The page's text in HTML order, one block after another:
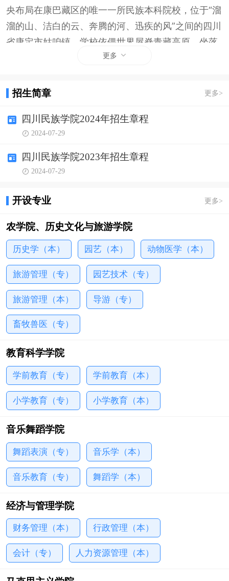
央布局在康巴藏区的唯一一所民族本科院校，位于“溜
溜的山、洁白的云、奔腾的河、迅疾的风”之间的四川
省康定市姑咱镇。学校依偎世界屋脊青藏高原，坐落
于蜀山之王贡嘎山下，西靠世界情歌故里康定，东望
接丹巴美人谷和仙境般的甲居藏寨，共和国最美景观
从这里不舍昼夜奔流入海。闻莺起舞，枕涛入眠，白
云诗意，书海蓝天。学校环境优美，气候宜人，年平
均气温18℃，是省级“园林式校园”。 学校肇始于1985
年设立的“康定民族师范专科学校”，时任中共中央总
更多
招生简章 更多>
四川民族学院2024年招生章程
2024-07-29
四川民族学院2023年招生章程
2024-07-29
开设专业 更多>
农学院、历史文化与旅游学院
历史学（本） 园艺（本） 动物医学（本）
旅游管理（专） 园艺技术（专）
旅游管理（本） 导游（专）
畜牧兽医（专）
教育科学学院
学前教育（专） 学前教育（本）
小学教育（专） 小学教育（本）
音乐舞蹈学院
舞蹈表演（专） 音乐学（本）
音乐教育（专） 舞蹈学（本）
经济与管理学院
财务管理（本） 行政管理（本）
会计（专） 人力资源管理（本）